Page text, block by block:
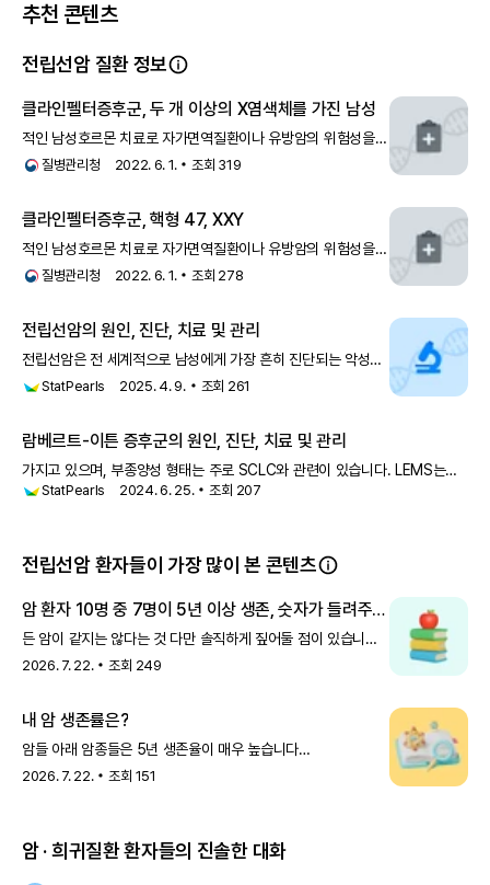
추천 콘텐츠
전립선암 질환 정보
클라인펠터증후군, 두 개 이상의 X염색체를 가진 남성
적인 남성호르몬 치료로 자가면역질환이나 유방암의 위험성을
줄일 가능성도 있습니다. 그러나 남성호르몬 치료로 전립선암의
질병관리청 2022. 6. 1. 조회 319
클라인펠터증후군, 핵형 47, XXY
적인 남성호르몬 치료로 자가면역질환이나 유방암의 위험성을
줄일 가능성도 있습니다. 그러나 남성호르몬 치료로 전립선암의
질병관리청 2022. 6. 1. 조회 278
전립선암의 원인, 진단, 치료 및 관리
전립선암은 전 세계적으로 남성에게 가장 흔히 진단되는 악성
종양이며 남성의 암 관련 사망 원인 중 5위를 차지합니다
StatPearls 2025. 4. 9. 조회 261
람베르트-이튼 증후군의 원인, 진단, 치료 및 관리
가지고 있으며, 부종양성 형태는 주로 SCLC와 관련이 있습니다. LEMS는
비소세포 폐암, 혼합 폐암, 전립선암, 흉선종, 림프증식성 질환과 같은 다른
StatPearls 2024. 6. 25. 조회 207
전립선암 환자들이 가장 많이 본 콘텐츠
암 환자 10명 중 7명이 5년 이상 생존, 숫자가 들려주는
이야기
든 암이 같지는 않다는 것 다만 솔직하게 짚어둘 점이 있습니다.
암종에 따라 생존율 차이가 큽니다.갑상선암·전립선암·유방암은
2026. 7. 22. 조회 249
내 암 생존률은?
암들 아래 암종들은 5년 생존율이 매우 높습니다
(2019~2023년 진단 기준) 갑상선암 : 100.2% 전립선암 :
2026. 7. 22. 조회 151
암 · 희귀질환 환자들의 진솔한 대화